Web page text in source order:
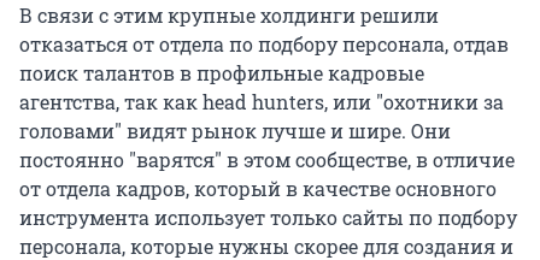
В связи с этим крупные холдинги решили
отказаться от отдела по подбору персонала, отдав
поиск талантов в профильные кадровые
агентства, так как head hunters, или "охотники за
головами" видят рынок лучше и шире. Они
постоянно "варятся" в этом сообществе, в отличие
от отдела кадров, который в качестве основного
инструмента использует только сайты по подбору
персонала, которые нужны скорее для создания и